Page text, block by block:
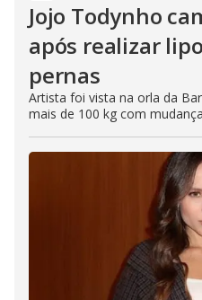
Jojo Todynho
após realizar
pernas
Artista foi vista na orla da
mais de 100 kg com